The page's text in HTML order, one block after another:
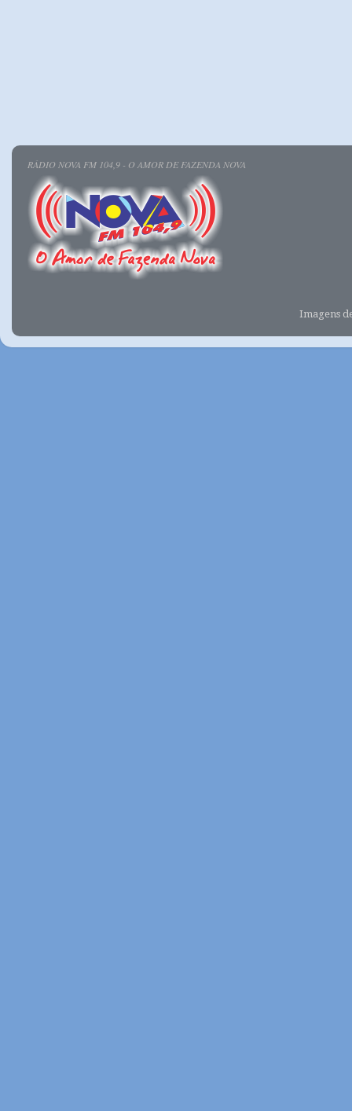
RÁDIO NOVA FM 104,9 - O AMOR DE FAZENDA NOVA
Imagens